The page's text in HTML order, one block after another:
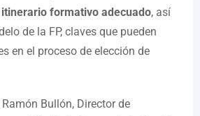
formativo adecuado, así
de la FP, claves que pueden
en el proceso de elección de
Bullón, Director de